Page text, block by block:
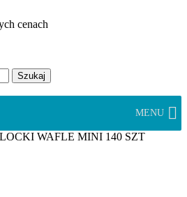
cenach
MENU
WAFLE MINI 140 SZT